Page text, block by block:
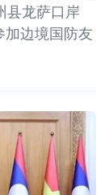
县龙萨口岸
加边境国防友